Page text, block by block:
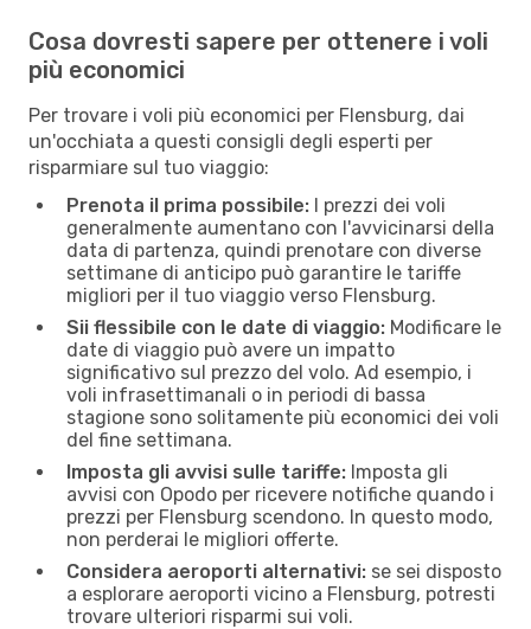
Cosa dovresti sapere per ottenere i voli
più economici
Per trovare i voli più economici per Flensburg, dai
un'occhiata a questi consigli degli esperti per
risparmiare sul tuo viaggio:
Prenota il prima possibile: I prezzi dei voli
generalmente aumentano con l'avvicinarsi della
data di partenza, quindi prenotare con diverse
settimane di anticipo può garantire le tariffe
migliori per il tuo viaggio verso Flensburg.
Sii flessibile con le date di viaggio: Modificare le
date di viaggio può avere un impatto
significativo sul prezzo del volo. Ad esempio, i
voli infrasettimanali o in periodi di bassa
stagione sono solitamente più economici dei voli
del fine settimana.
Imposta gli avvisi sulle tariffe: Imposta gli
avvisi con Opodo per ricevere notifiche quando i
prezzi per Flensburg scendono. In questo modo,
non perderai le migliori offerte.
Considera aeroporti alternativi: se sei disposto
a esplorare aeroporti vicino a Flensburg, potresti
trovare ulteriori risparmi sui voli.